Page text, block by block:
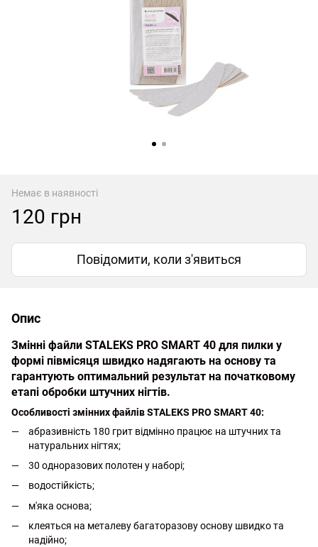
Немає в наявності
120 грн
Повідомити, коли з'явиться
Опис
Змінні файли STALEKS PRO SMART 40 для пилки у
формі півмісяця швидко надягають на основу та
гарантують оптимальний результат на початковому
етапі обробки штучних нігтів.
Особливості змінних файлів STALEKS PRO SMART 40:
абразивність 180 грит відмінно працює на штучних та
натуральних нігтях;
30 одноразових полотен у наборі;
водостійкість;
м'яка основа;
клеяться на металеву багаторазову основу швидко та
надійно;